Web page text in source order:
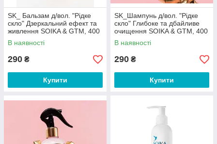
SK_ Бальзам д/вол. "Рідке
скло" Дзеркальний ефект та
живлення SOIKA & GTM, 400
мл
В наявності
290 ₴
Купити
SK_Шампунь д/вол. "Рідке
скло" Глибоке та дбайливе
очищення SOIKA & GTM, 400
мл
В наявності
290 ₴
Купити